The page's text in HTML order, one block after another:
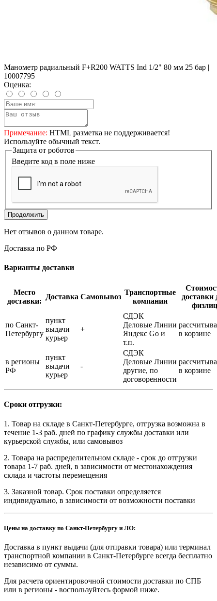
Манометр радиальный F+R200 WATTS Ind 1/2" 80 мм 25 бар |
10007795
Оценка:
Примечание: HTML разметка не поддерживается!
Используйте обычный текст.
Защита от роботов
Введите код в поле ниже
Продолжить
Нет отзывов о данном товаре.
Доставка по РФ
Варианты доставки
Место
доставки:
Доставка Самовывоз
Транспортные
компании
доставки
физлиц
по Санкт-
Петербургу
пункт
выдачи
курьер
+
СДЭК
Деловые Линии
Яндекс Go и
т.п.
в корзине
в регионы
РФ
пункт
выдачи
курьер
-
СДЭК
Деловые Линии
другие, по
договоренности
в корзине
Сроки отгрузки:
1. Товар на складе в Санкт-Петербурге, отгрузка возможна в
течение 1-3 раб. дней по графику службы доставки или
курьерской службы, или самовывоз
2. Товара на распределительном складе - срок до отгрузки
товара 1-7 раб. дней, в зависимости от местонахождения
склада и частоты перемещения
3. Заказной товар. Срок поставки определяется
индивидуально, в зависимости от возможности поставки
Цены на доставку по Санкт-Петербургу и ЛО:
Доставка в пункт выдачи (для отправки товара) или терминал
транспортной компании в Санкт-Петербурге всегда бесплатно
независимо от суммы.
Для расчета ориентировочной стоимости доставки по СПБ
или в регионы - воспользуйтесь формой ниже.